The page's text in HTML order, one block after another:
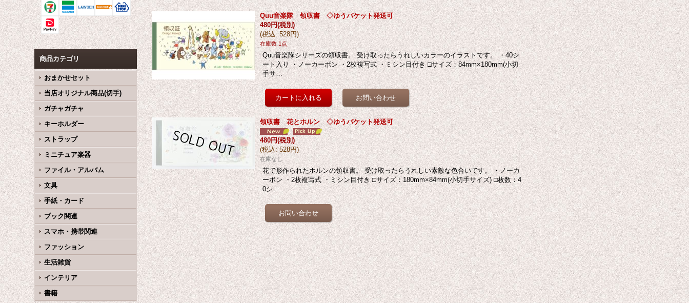
商品カテゴリ
おまかせセット
当店オリジナル商品(切手)
ガチャガチャ
キーホルダー
ストラップ
ミニチュア楽器
ファイル・アルバム
文具
手紙・カード
ブック関連
スマホ・携帯関連
ファッション
生活雑貨
インテリア
書籍
Quu音楽隊 領収書 ◇ゆうパケット発送可
480円(税別)
(税込: 528円)
在庫数 1点
Quu音楽隊シリーズの領収書。 受け取ったらうれしいカラーのイラストです。 ・40シ
ート入り ・ノーカーボン ・2枚複写式 ・ミシン目付き □サイズ：84mm×180mm(小切
手サ…
領収書 花とホルン ◇ゆうパケット発送可
480円(税別)
(税込: 528円)
在庫なし
花で形作られたホルンの領収書。 受け取ったらうれしい素敵な色合いです。 ・ノーカ
ーボン ・2枚複写式 ・ミシン目付き □サイズ：180mm×84mm(小切手サイズ) □枚数：4
0シ…